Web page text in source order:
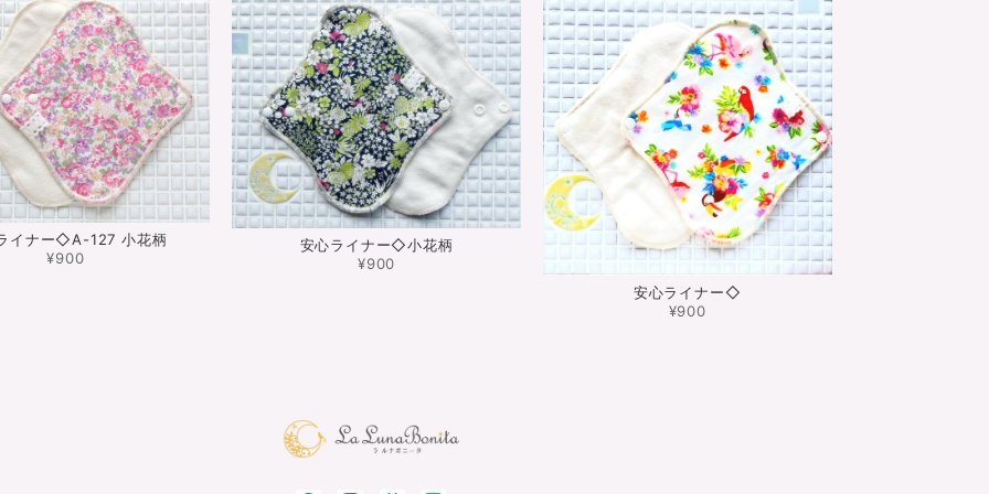
イナー◇A-127 小花柄
¥900
安心ライナー◇小花柄
¥900
安心ライナー◇
¥900